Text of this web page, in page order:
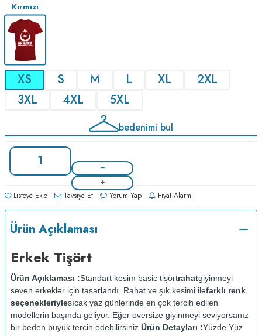
Kırmızı
XS S M L XL
2XL
3XL
4XL 5XL
bedenimi bul
Listeye Ekle Tavsiye Et Yorum Yap Fiyat Alarmı
Ürün Açıklaması
Erkek Tişört
Ürün Açıklaması :Standart kesim basic tişörtrahatgiyinmeyi
seven erkekler için tasarlandı. Rahat ve şık kesimi ilefarklı renk
seçenekleriylesıcak yaz günlerinde en çok tercih edilen
modellerin başında geliyor. Eğer oversize giyinmeyi seviyorsanız
bir beden büyük tercih edebilirsiniz. Ürün Detayları :Yüzde Yüz